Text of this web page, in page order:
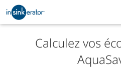
RÉNOVATION DE LA
Calculez vos